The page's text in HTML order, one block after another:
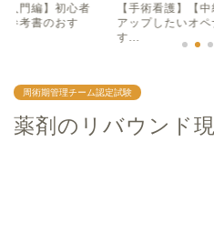
入門編】初心者
参考書のおす
【手術看護】【
アップしたいオ
す...
周術期管理チーム認定試験
薬剤のリバウンド